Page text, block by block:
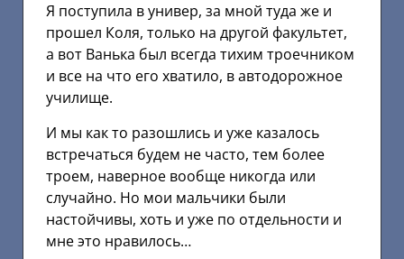
Я поступила в универ, за мной туда же и
прошел Коля, только на другой факультет,
а вот Ванька был всегда тихим троечником
и все на что его хватило, в автодорожное
училище.
И мы как то разошлись и уже казалось
встречаться будем не часто, тем более
троем, наверное вообще никогда или
случайно. Но мои мальчики были
настойчивы, хоть и уже по отдельности и
мне это нравилось…